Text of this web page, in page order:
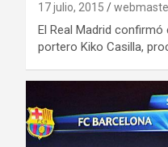
17 julio, 2015
El Real Madrid
portero Kiko Casilla,